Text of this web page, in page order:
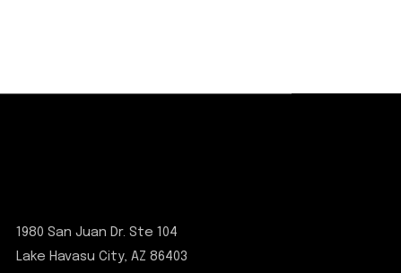
1980 San Juan Dr. Ste 104
Lake Havasu City, AZ 86403